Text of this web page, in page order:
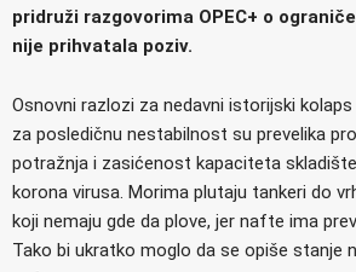
pridruži razgovorima OPEC+ o
nije prihvatala poziv.
Osnovni razlozi za nedavni istorijski
za posledičnu nestabilnost su prevelika
potražnja i zasićenost kapaciteta
korona virusa. Morima plutaju tankeri do
koji nemaju gde da plove, jer nafte ima
Tako bi ukratko moglo da se opiše stanje